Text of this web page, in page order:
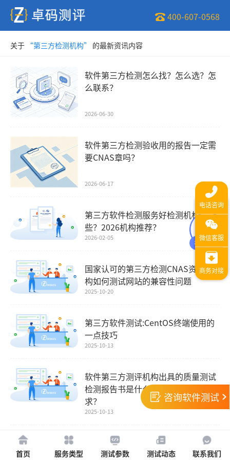
400-607-0568
关于 “第三方检测机构” 的最新资讯内容
软件第三方检测怎么找？怎么选？怎
么联系？
2026-06-30
软件第三方检测验收用的报告一定需
要CNAS章吗？
2026-06-17
第三方软件检测服务好检测机构有哪
些？2026机构推荐？
2026-02-05
国家认可的第三方检测CNAS资质机
构如何测试网站的兼容性问题
2025-10-20
第三方软件测试:CentOS终端使用的
一点技巧
2025-10-13
软件第三方测评机构出具的质量测试
检测报告书是什么？对软件有哪些要
求？
2025-10-13
软件第三方检测报告是必须的嘛?软
件第三方检测报告怎么查?
咨询软件测试
首页 服务类型 测试参数 测试动态 联系我们